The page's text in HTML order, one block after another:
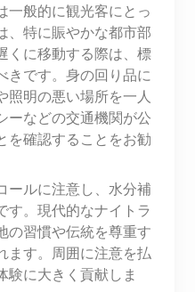
一般的に観光客にとっ
、特に賑やかな都市部
くに移動する際は、標
きです。身の回り品に
照明の悪い場所を一人
ーなどの交通機関が公
を確認することをお勧
ールに注意し、水分補
す。現代的なナイトラ
の習慣や伝統を尊重す
ます。周囲に注意を払
験に大きく貢献しま